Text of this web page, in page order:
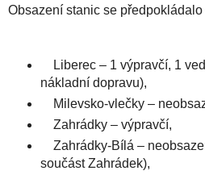
Obsazení stanic se předpokládalo
Liberec – 1 výpravčí, 1
nákladní dopravu),
Milevsko-vlečky –
Zahrádky – výpravčí,
Zahrádky-Bílá –
součást Zahrádek),